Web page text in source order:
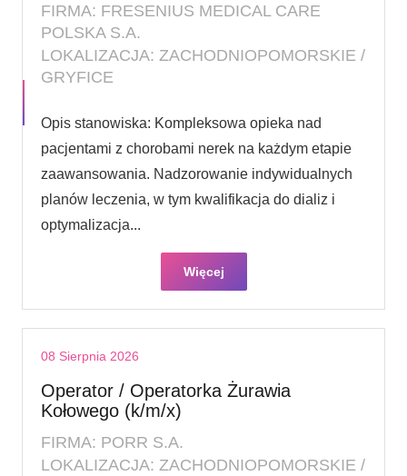
FIRMA: FRESENIUS MEDICAL CARE
POLSKA S.A.
LOKALIZACJA: ZACHODNIOPOMORSKIE /
GRYFICE
Opis stanowiska: Kompleksowa opieka nad
pacjentami z chorobami nerek na każdym etapie
zaawansowania. Nadzorowanie indywidualnych
planów leczenia, w tym kwalifikacja do dializ i
optymalizacja...
Więcej
08 Sierpnia 2026
Operator / Operatorka Żurawia
Kołowego (k/m/x)
FIRMA: PORR S.A.
LOKALIZACJA: ZACHODNIOPOMORSKIE /